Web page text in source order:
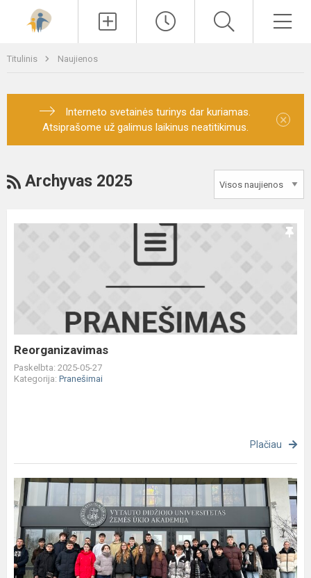
Titulinis Naujienos
Interneto svetainės turinys dar kuriamas.
Atsiprašome už galimus laikinus neatitikimus.
×
RSS
Archyvas 2025
Reorganizavimas
Reorganizavimas
Paskelbta: 2025-05-27
Kategorija: Pranešimai
Plačiau
Akmenės
rajono
gimnazistai
gilino
žinias
Vytauto